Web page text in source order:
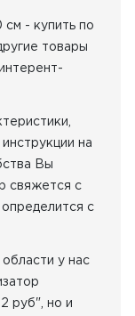
- купить по
товары
на
Вы
свяжется с
с
у нас
руб", но и